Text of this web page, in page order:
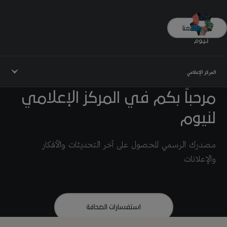
تواصل معنا
المركز الإعلامي
مرحباً بكم في المركز الإعلامي
لنيوم
مصدرك الرسمي للحصول على آخر التحديثات والأفكار
والإعلانات
استفسارات الصحافة